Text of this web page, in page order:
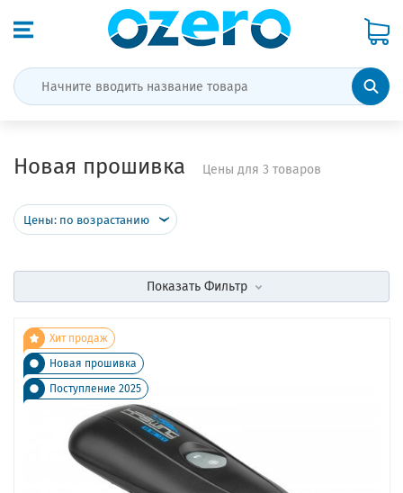
Новая прошивка Цены для 3 товаров
Цены: по возрастанию
ПоказатьФильтр
Хит продаж
Новая прошивка
Поступление 2025